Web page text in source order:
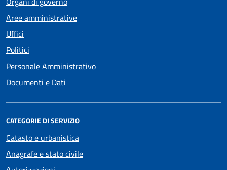
Aree amministrative
Uffici
Politici
Personale Amministrativo
Documenti e Dati
CATEGORIE DI SERVIZIO
Catasto e urbanistica
Anagrafe e stato civile